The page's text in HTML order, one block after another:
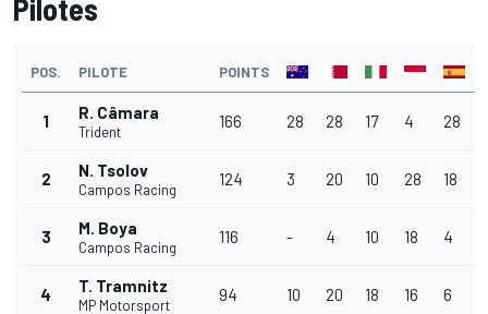
Pilotes
POS. PILOTE POINTS
1 R. Câmara
Trident
166 28 28 17 4 28
2 N. Tsolov
Campos Racing
124 3 20 10 28 18
3 M. Boya
Campos Racing
116 - 4 10 18 4
4 T. Tramnitz
MP Motorsport
94 10 20 18 16 6